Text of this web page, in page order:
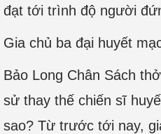
đạt tới trình độ người
Gia chủ ba đại huyết
Bảo Long Chân Sách
sử thay thế chiến sĩ
sao? Từ trước tới nay,